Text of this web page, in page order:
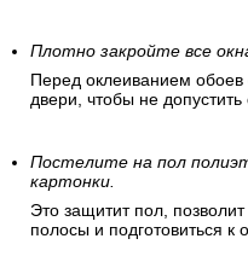
Плотно закройте все
Перед оклеиванием обоев
двери, чтобы не
Постелите на пол
картонки.
Это защитит пол,
полосы и подготовиться к